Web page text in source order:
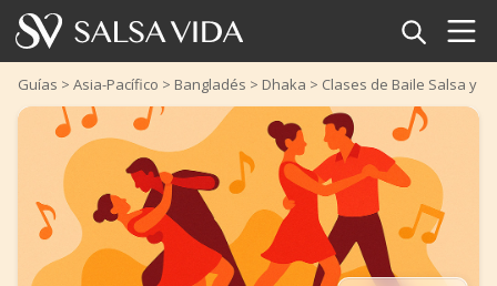
Inicio
Eventos
Noticias
Artículos
Guías > Asia-Pacífico > Bangladés > Dhaka > Clases de Baile Salsa y